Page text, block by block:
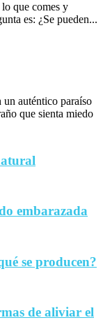
que comes y
es: ¿Se pueden...
auténtico paraíso
que sienta miedo
embarazada
se producen?
de aliviar el